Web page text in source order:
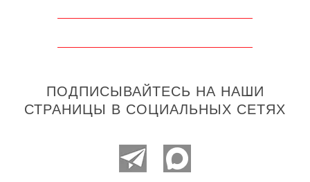
ПОДПИСЫВАЙТЕСЬ НА НАШИ
СТРАНИЦЫ В СОЦИАЛЬНЫХ СЕТЯХ